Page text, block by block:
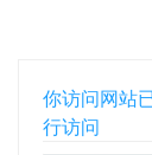
你访问网站
行访问